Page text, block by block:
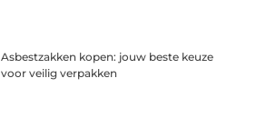
Asbestzakken kopen: jouw beste keuze
voor veilig verpakken